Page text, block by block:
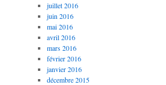
juillet 2016
juin 2016
mai 2016
avril 2016
mars 2016
février 2016
janvier 2016
décembre 2015